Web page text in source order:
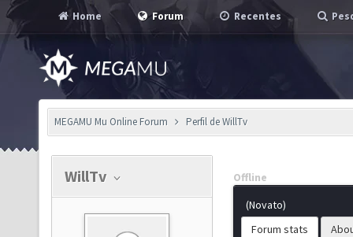
Home Forum Recentes
MEGAMU Mu Online Forum Perfil de WillTv
WillTv
Offline
(Novato)
Forum stats